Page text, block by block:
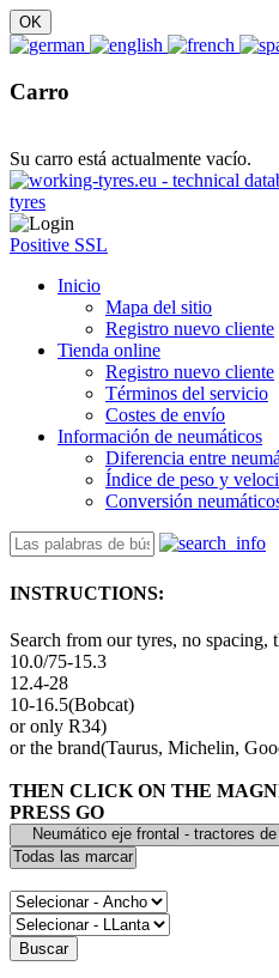
Carro
Su carro está actualmente vacío.
Positive SSL
Inicio
Mapa del sitio
Registro nuevo cliente
Tienda online
Registro nuevo cliente
Términos del servicio
Costes de envío
Información de neumáticos
Diferencia entre
Índice de peso y
Conversión
INSTRUCTIONS:
Search from our tyres, no spacing,
10.0/75-15.3
12.4-28
10-16.5(Bobcat)
or only R34)
or the brand(Taurus, Michelin,
THEN CLICK ON THE
PRESS GO